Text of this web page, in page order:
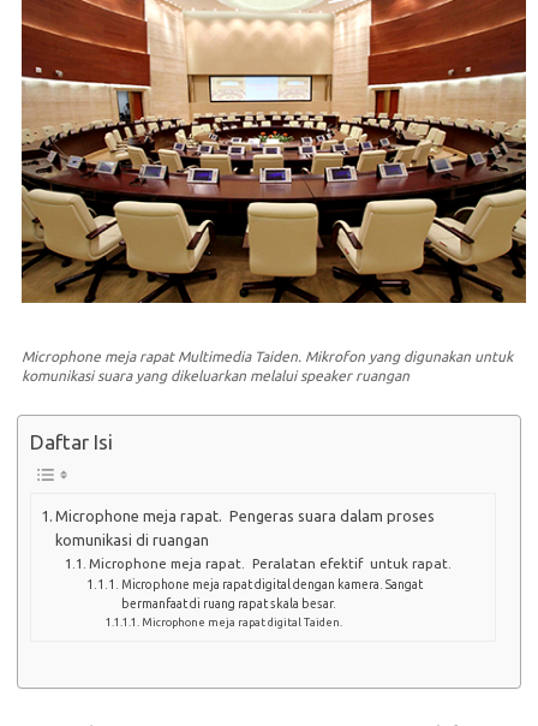
Microphone meja rapat Multimedia Taiden. Mikrofon yang digunakan untuk
komunikasi suara yang dikeluarkan melalui speaker ruangan
Daftar Isi
Microphone meja rapat. Pengeras suara dalam proses
komunikasi di ruangan
Microphone meja rapat. Peralatan efektif untuk rapat.
Microphone meja rapat digital dengan kamera. Sangat
bermanfaat di ruang rapat skala besar.
Microphone meja rapat digital Taiden.